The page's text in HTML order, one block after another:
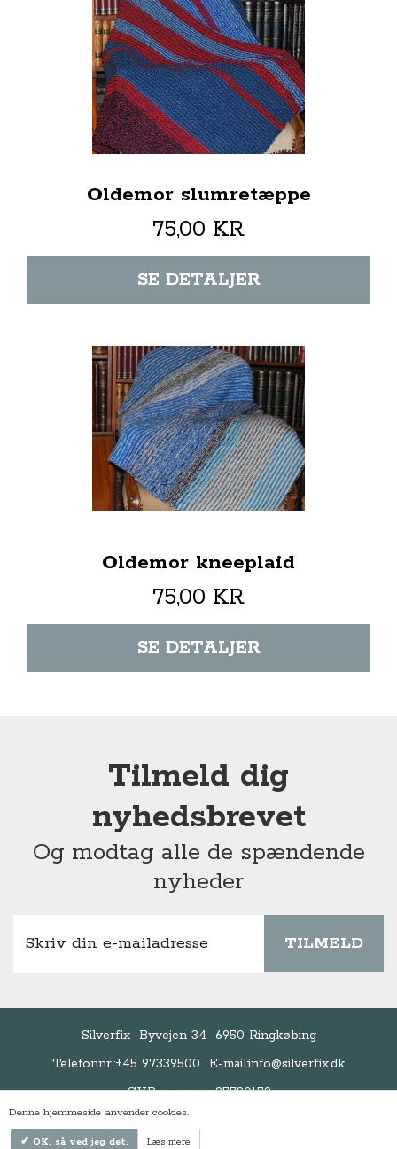
Oldemor slumretæppe
75,00 KR
SE DETALJER
Oldemor kneeplaid
75,00 KR
SE DETALJER
Denne hjemmeside anvender cookies.
OK, så ved jeg det. Læs mere
Tilmeld dig
nyhedsbrevet
Og modtag alle de spændende
nyheder
TILMELD
Silverfix Byvejen 34
6950 Ringkøbing
Telefonnr.:+45 97339500 E-mail:info@silverfix.dk
CVR-nummer: 25780159